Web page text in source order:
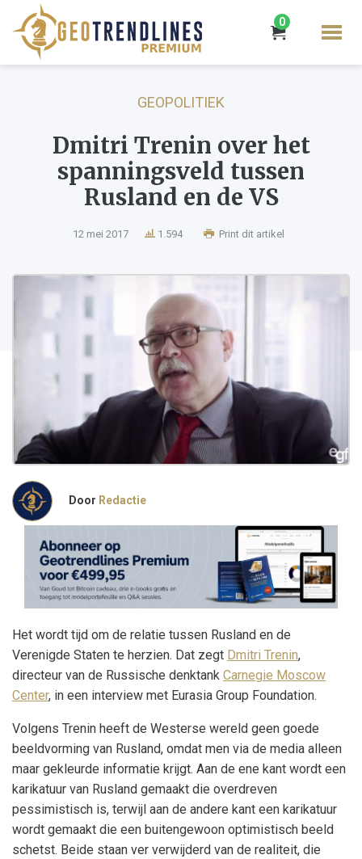
0
GEOPOLITIEK
Dmitri Trenin over het
spanningsveld tussen
Rusland en de VS
12 mei 2017 1.594 Print dit artikel
Door Redactie
Het wordt tijd om de relatie tussen Rusland en de
Verenigde Staten te herzien. Dat zegt Dmitri Trenin,
directeur van de Russische denktank Carnegie Moscow
Center, in een interview met Eurasia Group Foundation.
Volgens Trenin heeft de Westerse wereld geen goede
beeldvorming van Rusland, omdat men via de media alleen
maar gekleurde informatie krijgt. Aan de ene kant wordt een
karikatuur van Rusland gemaakt die overdreven
pessimistisch is, terwijl aan de andere kant een karikatuur
wordt gemaakt die een buitengewoon optimistisch beeld
schetst. Beide staan ver verwijderd van de realiteit, die